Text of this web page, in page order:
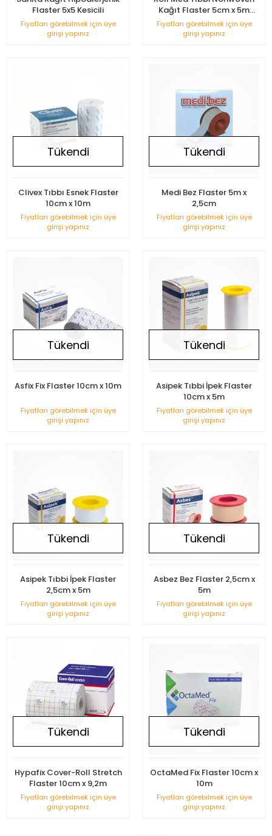
Flaster 5x5 Kesicili
Fiyatları görebilmek için üye
girişi yapınız
Kağıt Flaster 5cm x 5m
(Kesicili)
Fiyatları görebilmek için üye
girişi yapınız
Tükendi
Clivex Tıbbı Esnek Flaster
10cm x 10m
Fiyatları görebilmek için üye
girişi yapınız
Tükendi
Medi Bez Flaster 5m x
2,5cm
Fiyatları görebilmek için üye
girişi yapınız
Tükendi
Asfix Fix Flaster 10cm x 10m
Fiyatları görebilmek için üye
girişi yapınız
Tükendi
Asipek Tıbbi İpek Flaster
10cm x 5m
Fiyatları görebilmek için üye
girişi yapınız
Tükendi
Asipek Tıbbi İpek Flaster
2,5cm x 5m
Fiyatları görebilmek için üye
girişi yapınız
Tükendi
Asbez Bez Flaster 2,5cm x
5m
Fiyatları görebilmek için üye
girişi yapınız
Tükendi
Hypafix Cover-Roll Stretch
Flaster 10cm x 9,2m
Fiyatları görebilmek için üye
girişi yapınız
Tükendi
OctaMed Fix Flaster 10cm x
10m
Fiyatları görebilmek için üye
girişi yapınız